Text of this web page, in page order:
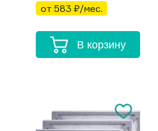
от 583 ₽/мес.
В корзину